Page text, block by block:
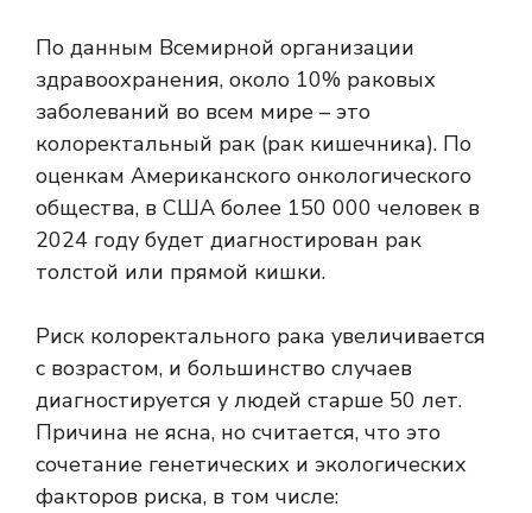
По данным Всемирной организации
здравоохранения, около 10% раковых
заболеваний во всем мире – это
колоректальный рак (рак кишечника). По
оценкам Американского онкологического
общества, в США более 150 000 человек в
2024 году будет диагностирован рак
толстой или прямой кишки.
Риск колоректального рака увеличивается
с возрастом, и большинство случаев
диагностируется у людей старше 50 лет.
Причина не ясна, но считается, что это
сочетание генетических и экологических
факторов риска, в том числе: